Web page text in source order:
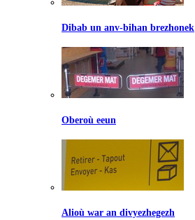
Dibab un anv-bihan brezhonek
Oberoù eeun
Alioù war an divyezhegezh